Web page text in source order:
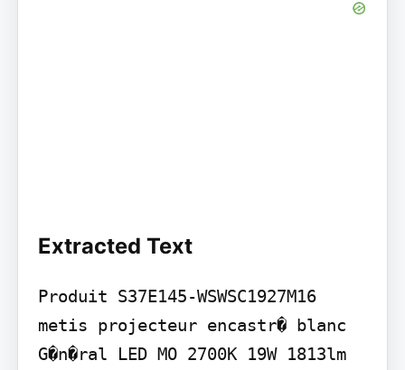
Extracted Text
Produit S37E145-WSWSC1927M16
metis projecteur encastr� blanc
G�n�ral LED MO 2700K 19W 1813lm